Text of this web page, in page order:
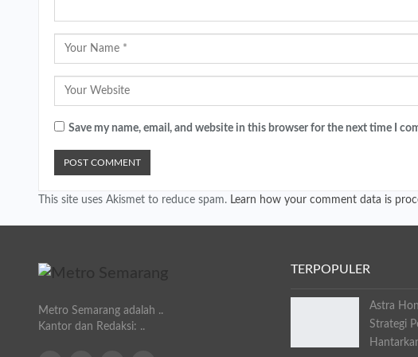
Save my name, email, and website in this browser for the next time I
This site uses Akismet to reduce spam. Learn how your comment data is
Metro Semarang adalah ..
Kantor dan Redaksi: ..
TERPOPULER
Astra
Strategi